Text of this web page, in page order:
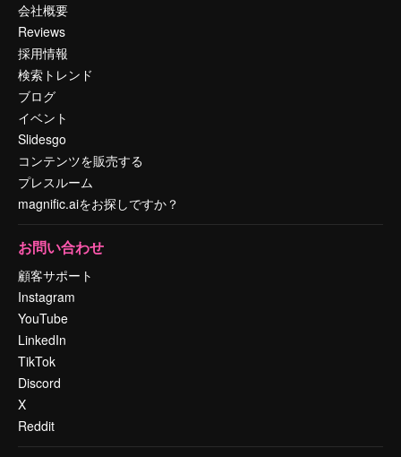
会社概要
Reviews
採用情報
検索トレンド
ブログ
イベント
Slidesgo
コンテンツを販売する
プレスルーム
magnific.aiをお探しですか？
お問い合わせ
顧客サポート
Instagram
YouTube
LinkedIn
TikTok
Discord
X
Reddit